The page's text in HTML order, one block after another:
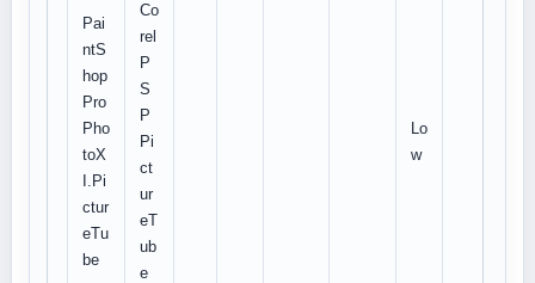
Pai
ntS
hop
Pro
Pho
toX
I.Pi
ctur
eTu
be
Co
rel
P
S
P
Pi
ct
ur
eT
ub
e
Lo
w